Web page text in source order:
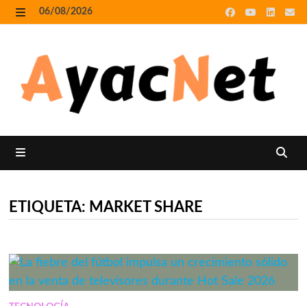
Skip
to
06/08/2026
ETIQUETA: MARKET SHARE